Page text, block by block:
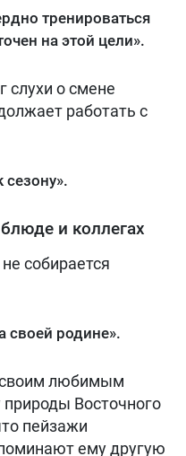
тренироваться
на этой цели».
слухи о смене
работать с
сезону».
и коллегах
собирается
своей родине».
любимым
природы Восточного
пейзажи
ему другую